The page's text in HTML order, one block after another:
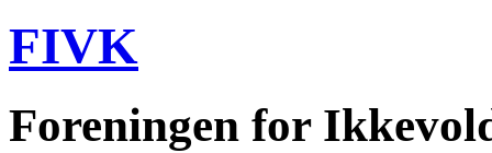
FIVK
Foreningen for